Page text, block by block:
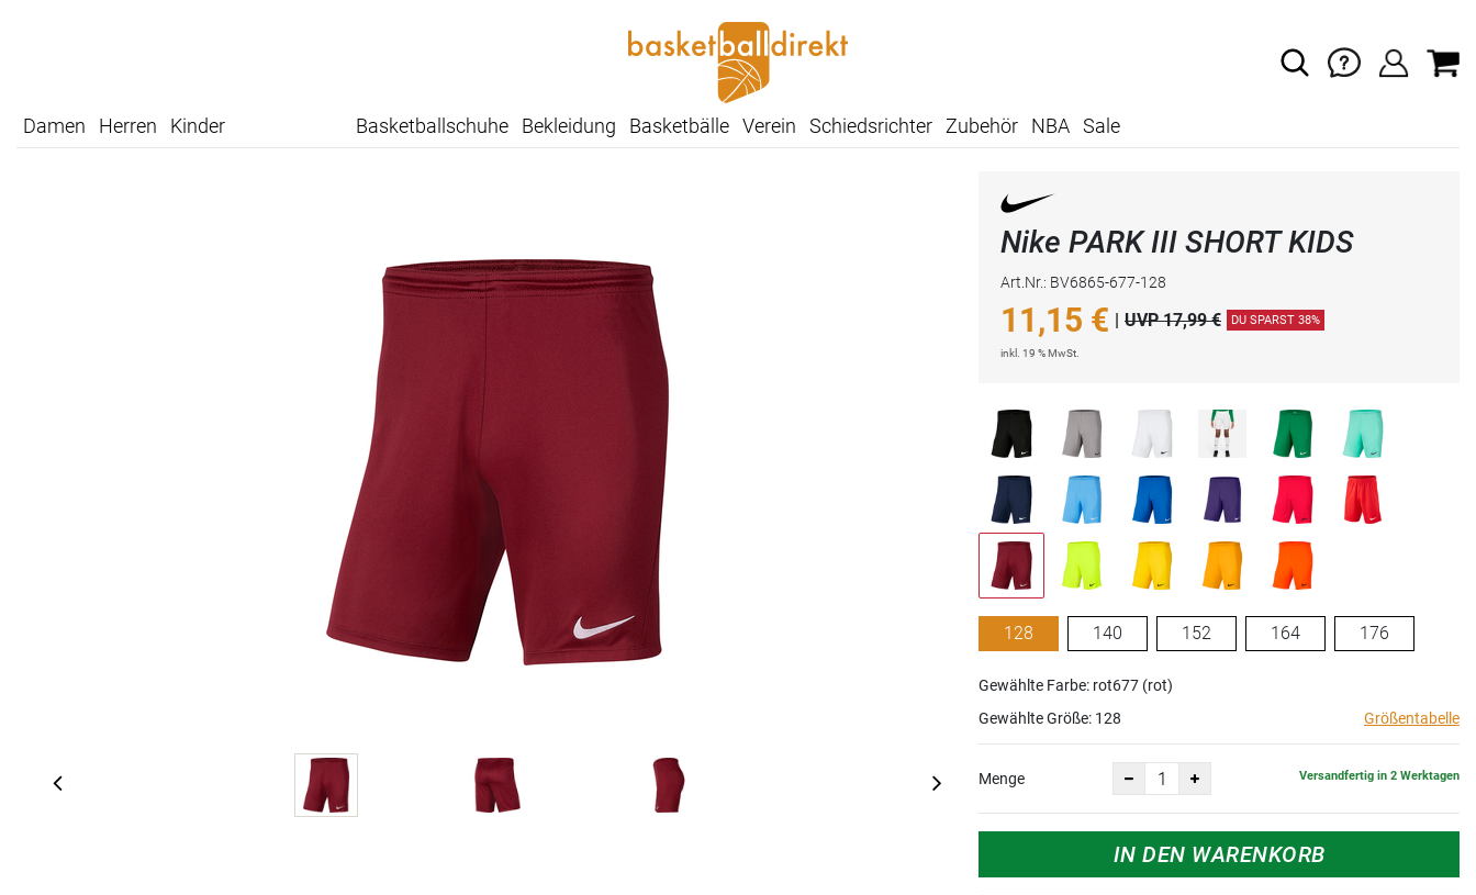
Damen Herren Kinder Basketballschuhe Bekleidung Basketbälle Verein Schiedsrichter Zubehör NBA Sale
Nike PARK III SHORT KIDS
Art.Nr.: BV6865-677-128
11,15 € | UVP 17,99 € DU SPARST 38%
inkl. 19 % MwSt.
128 140 152 164 176
Gewählte Farbe: rot677 (rot)
Gewählte Größe: 128 Größentabelle
Menge Versandfertig in 2 Werktagen
IN DEN WARENKORB